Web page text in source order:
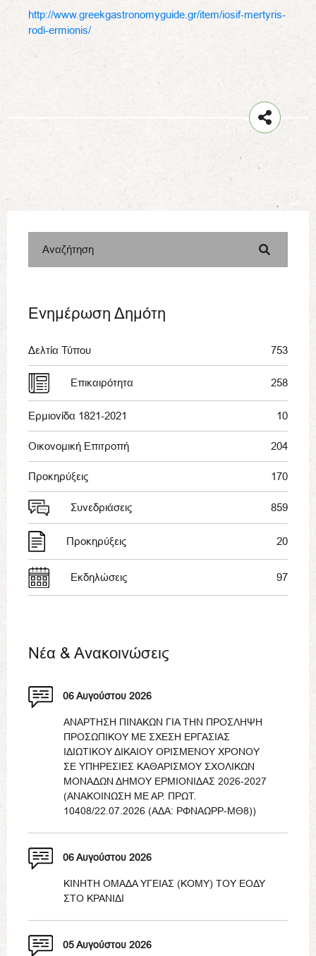
http://www.greekgastronomyguide.gr/item/iosif-mertyris-
rodi-ermionis/
Αναζήτηση
Ενημέρωση Δημότη
Δελτία Τύπου 753
Επικαιρότητα 258
Ερμιονίδα 1821-2021 10
Οικονομική Επιτροπή 204
Προκηρύξεις 170
Συνεδριάσεις 859
Προκηρύξεις 20
Εκδηλώσεις 97
Νέα & Ανακοινώσεις
06 Αυγούστου 2026
ΑΝΑΡΤΗΣΗ ΠΙΝΑΚΩΝ ΓΙΑ ΤΗΝ ΠΡΟΣΛΗΨΗ
ΠΡΟΣΩΠΙΚΟΥ ΜΕ ΣΧΕΣΗ ΕΡΓΑΣΙΑΣ
ΙΔΙΩΤΙΚΟΥ ΔΙΚΑΙΟΥ ΟΡΙΣΜΕΝΟΥ ΧΡΟΝΟΥ
ΣΕ ΥΠΗΡΕΣΙΕΣ ΚΑΘΑΡΙΣΜΟΥ ΣΧΟΛΙΚΩΝ
ΜΟΝΑΔΩΝ ΔΗΜΟΥ ΕΡΜΙΟΝΙΔΑΣ 2026-2027
(ΑΝΑΚΟΙΝΩΣΗ ΜΕ ΑΡ. ΠΡΩΤ.
10408/22.07.2026 (ΑΔΑ: ΡΦΝΑΩΡΡ-ΜΘ8))
06 Αυγούστου 2026
ΚΙΝΗΤΗ ΟΜΑΔΑ ΥΓΕΙΑΣ (ΚΟΜΥ) ΤΟΥ ΕΟΔΥ
ΣΤΟ ΚΡΑΝΙΔΙ
05 Αυγούστου 2026